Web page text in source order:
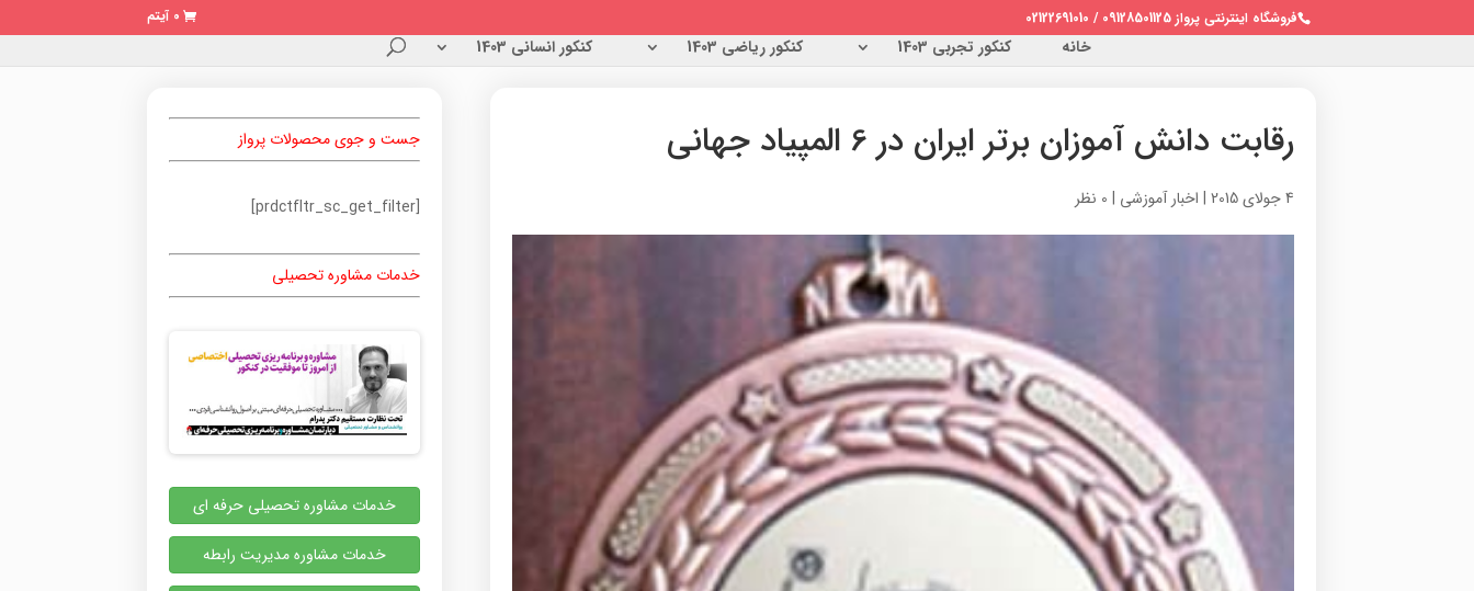
فروشگاه اینترنتی پرواز 09128501125 / 02122691010 0 آیتم
خانه کنکور تجربی 1403 کنکور ریاضی 1403 کنکور انسانی 1403
رقابت دانش آموزان برتر ایران در 6 المپیاد جهانی
4 جولای 2015 | اخبار آموزشی | 0 نظر
جست و جوی محصولات پرواز
[prdctfltr_sc_get_filter]
خدمات مشاوره تحصیلی
خدمات مشاوره تحصیلی حرفه ای
خدمات مشاوره مدیریت رابطه